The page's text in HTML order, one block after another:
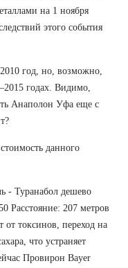
на 1 ноября
этого события
год, но, возможно,
годах. Видимо,
Анаполон Уфа еще с
данного
- Туранабол дешево
Расстояние: 207 метров
от токсинов, переход на
что устраняет
Провирон Bayer